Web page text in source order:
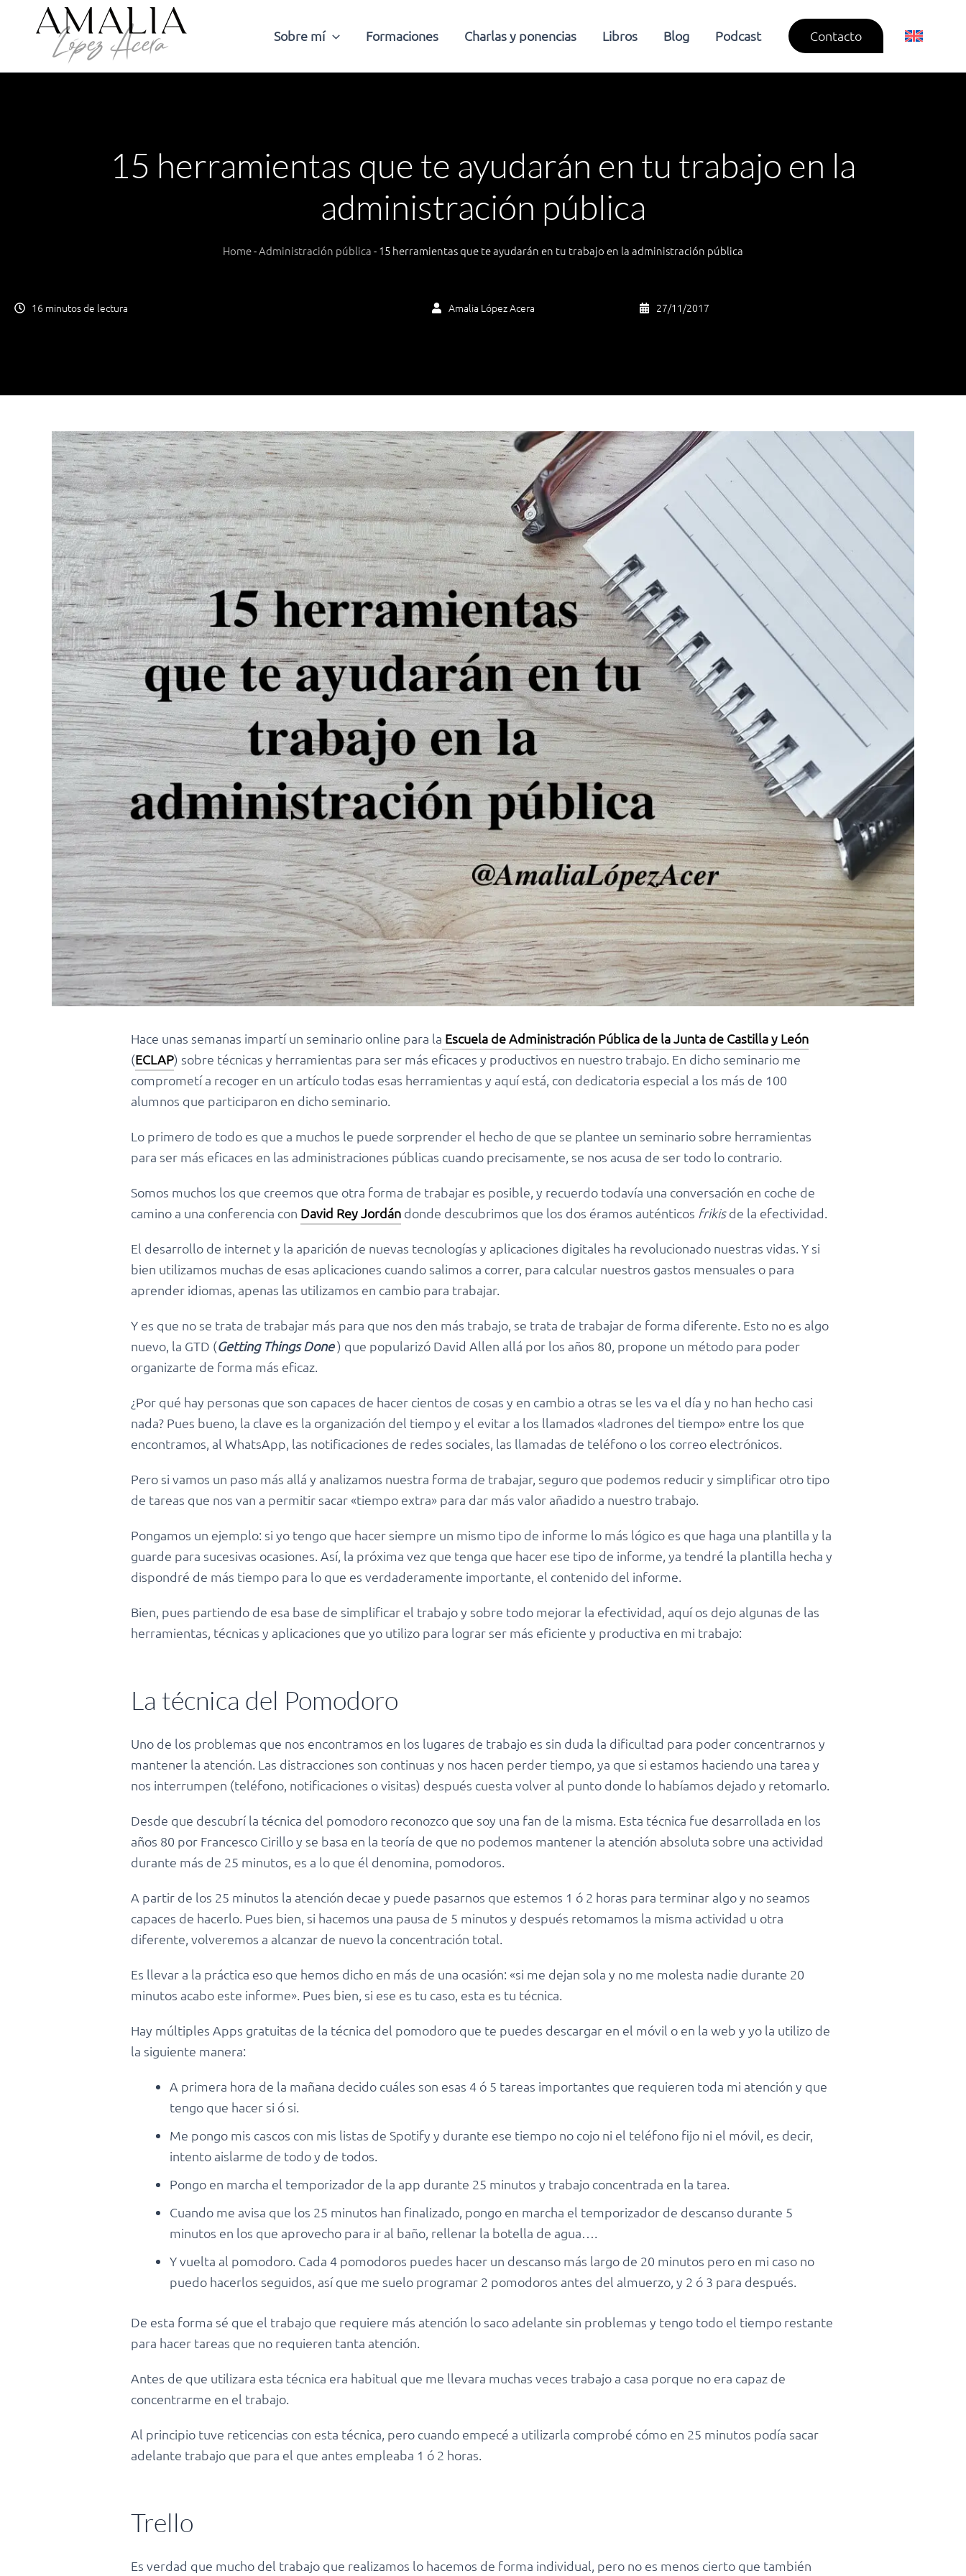
contenido
Sobre mí Formaciones Charlas y ponencias Libros Blog Podcast Contacto
15 herramientas que te ayudarán en tu trabajo en la
administración pública
Home-Administración pública-15 herramientas que te ayudarán en tu trabajo en la administración pública
16 minutos de lectura Amalia López Acera 27/11/2017
Hace unas semanas impartí un seminario online para la Escuela de Administración Pública de la Junta de Castilla y León
(ECLAP) sobre técnicas y herramientas para ser más eficaces y productivos en nuestro trabajo. En dicho seminario me
comprometí a recoger en un artículo todas esas herramientas y aquí está, con dedicatoria especial a los más de 100
alumnos que participaron en dicho seminario.
Lo primero de todo es que a muchos le puede sorprender el hecho de que se plantee un seminario sobre herramientas
para ser más eficaces en las administraciones públicas cuando precisamente, se nos acusa de ser todo lo contrario.
Somos muchos los que creemos que otra forma de trabajar es posible, y recuerdo todavía una conversación en coche de
camino a una conferencia con David Rey Jordán donde descubrimos que los dos éramos auténticos frikisde la efectividad.
El desarrollo de internet y la aparición de nuevas tecnologías y aplicaciones digitales ha revolucionado nuestras vidas. Y si
bien utilizamos muchas de esas aplicaciones cuando salimos a correr, para calcular nuestros gastos mensuales o para
aprender idiomas, apenas las utilizamos en cambio para trabajar.
Y es que no se trata de trabajar más para que nos den más trabajo, se trata de trabajar de forma diferente. Esto no es algo
nuevo, la GTD (Getting Things Done) que popularizó David Allen allá por los años 80, propone un método para poder
organizarte de forma más eficaz.
¿Por qué hay personas que son capaces de hacer cientos de cosas y en cambio a otras se les va el día y no han hecho casi
nada? Pues bueno, la clave es la organización del tiempo y el evitar a los llamados «ladrones del tiempo» entre los que
encontramos, al WhatsApp, las notificaciones de redes sociales, las llamadas de teléfono o los correo electrónicos.
Pero si vamos un paso más allá y analizamos nuestra forma de trabajar, seguro que podemos reducir y simplificar otro tipo
de tareas que nos van a permitir sacar «tiempo extra» para dar más valor añadido a nuestro trabajo.
Pongamos un ejemplo: si yo tengo que hacer siempre un mismo tipo de informe lo más lógico es que haga una plantilla y la
guarde para sucesivas ocasiones. Así, la próxima vez que tenga que hacer ese tipo de informe, ya tendré la plantilla hecha y
dispondré de más tiempo para lo que es verdaderamente importante, el contenido del informe.
Bien, pues partiendo de esa base de simplificar el trabajo y sobre todo mejorar la efectividad, aquí os dejo algunas de las
herramientas, técnicas y aplicaciones que yo utilizo para lograr ser más eficiente y productiva en mi trabajo:
La técnica del Pomodoro
Uno de los problemas que nos encontramos en los lugares de trabajo es sin duda la dificultad para poder concentrarnos y
mantener la atención. Las distracciones son continuas y nos hacen perder tiempo, ya que si estamos haciendo una tarea y
nos interrumpen (teléfono, notificaciones o visitas) después cuesta volver al punto donde lo habíamos dejado y retomarlo.
Desde que descubrí la técnica del pomodoro reconozco que soy una fan de la misma. Esta técnica fue desarrollada en los
años 80 por Francesco Cirillo y se basa en la teoría de que no podemos mantener la atención absoluta sobre una actividad
durante más de 25 minutos, es a lo que él denomina, pomodoros.
A partir de los 25 minutos la atención decae y puede pasarnos que estemos 1 ó 2 horas para terminar algo y no seamos
capaces de hacerlo. Pues bien, si hacemos una pausa de 5 minutos y después retomamos la misma actividad u otra
diferente, volveremos a alcanzar de nuevo la concentración total.
Es llevar a la práctica eso que hemos dicho en más de una ocasión: «si me dejan sola y no me molesta nadie durante 20
minutos acabo este informe». Pues bien, si ese es tu caso, esta es tu técnica.
Hay múltiples Apps gratuitas de la técnica del pomodoro que te puedes descargar en el móvil o en la web y yo la utilizo de
la siguiente manera:
A primera hora de la mañana decido cuáles son esas 4 ó 5 tareas importantes que requieren toda mi atención y que
tengo que hacer si ó si.
Me pongo mis cascos con mis listas de Spotify y durante ese tiempo no cojo ni el teléfono fijo ni el móvil, es decir,
intento aislarme de todo y de todos.
Pongo en marcha el temporizador de la app durante 25 minutos y trabajo concentrada en la tarea.
Cuando me avisa que los 25 minutos han finalizado, pongo en marcha el temporizador de descanso durante 5
minutos en los que aprovecho para ir al baño, rellenar la botella de agua….
Y vuelta al pomodoro. Cada 4 pomodoros puedes hacer un descanso más largo de 20 minutos pero en mi caso no
puedo hacerlos seguidos, así que me suelo programar 2 pomodoros antes del almuerzo, y 2 ó 3 para después.
De esta forma sé que el trabajo que requiere más atención lo saco adelante sin problemas y tengo todo el tiempo restante
para hacer tareas que no requieren tanta atención.
Antes de que utilizara esta técnica era habitual que me llevara muchas veces trabajo a casa porque no era capaz de
concentrarme en el trabajo.
Al principio tuve reticencias con esta técnica, pero cuando empecé a utilizarla comprobé cómo en 25 minutos podía sacar
adelante trabajo que para el que antes empleaba 1 ó 2 horas.
Trello
Es verdad que mucho del trabajo que realizamos lo hacemos de forma individual, pero no es menos cierto que también